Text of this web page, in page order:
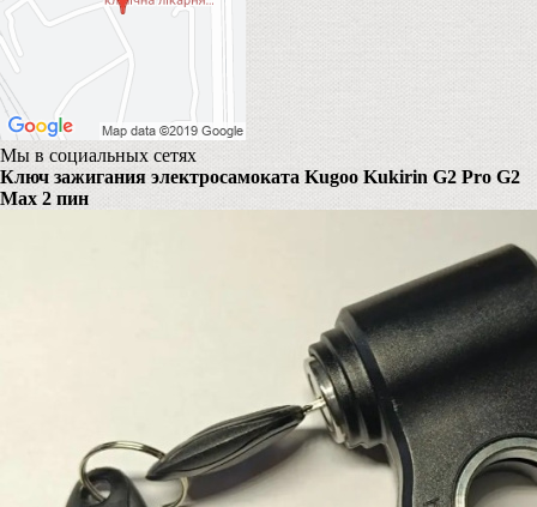
Мы в социальных сетях
Ключ зажигания электросамоката Kugoo Kukirin G2 Pro G2
Max 2 пин